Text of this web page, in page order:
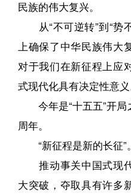
民族的伟大复兴。
从“不可逆转”到“势
上确保了中华民族伟大
对于我们在新征程上应
式现代化具有决定性意义
今年是“十五五”开局
周年。
“新征程是新的长征”。
推动事关中国式现
大突破，夺取具有许多